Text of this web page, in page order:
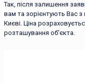
Так, після залишення
вам та зорієнтують Вас з
Києві. Ціна
розташування об'єкта.